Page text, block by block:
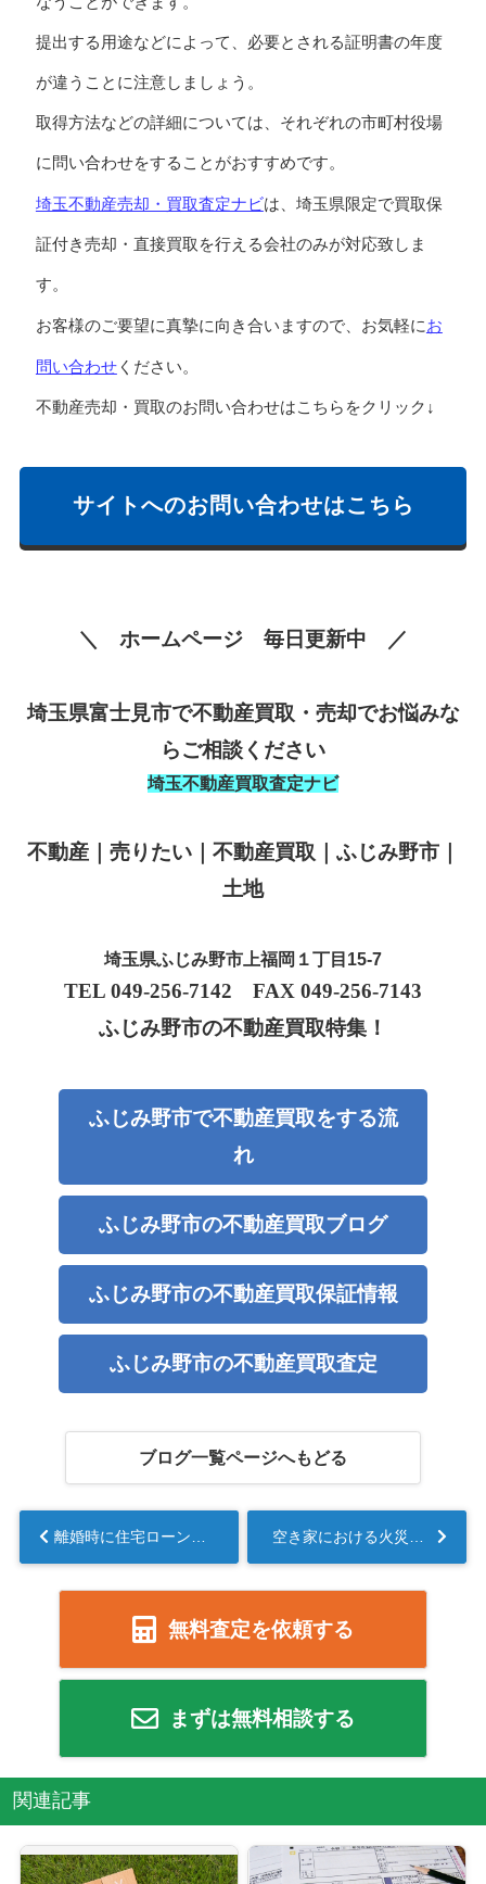
提出する用途などによって、必要とされる証明書の年度
が違うことに注意しましょう。
取得方法などの詳細については、それぞれの市町村役場
に問い合わせをすることがおすすめです。
埼玉不動産売却・買取査定ナビは、埼玉県限定で買取保
証付き売却・直接買取を行える会社のみが対応致しま
す。
お客様のご要望に真摯に向き合いますので、お気軽にお
問い合わせください。
不動産売却・買取のお問い合わせはこちらをクリック↓
サイトへのお問い合わせはこちら
＼ ホームページ 毎日更新中 ／
埼玉県富士見市で不動産買取・売却でお悩みな
らご相談ください
埼玉不動産買取査定ナビ
不動産｜売りたい｜不動産買取｜ふじみ野市｜
土地
埼玉県ふじみ野市上福岡１丁目15-7
TEL 049-256-7142
FAX 049-256-7143
ふじみ野市の不動産買取特集！
ふじみ野市で不動産買取をする流
れ
ふじみ野市の不動産買取ブログ
ふじみ野市の不動産買取保証情報
ふじみ野市の不動産買取査定
ブログ一覧ページへもどる
無料査定を依頼する
まずは無料相談する
関連記事